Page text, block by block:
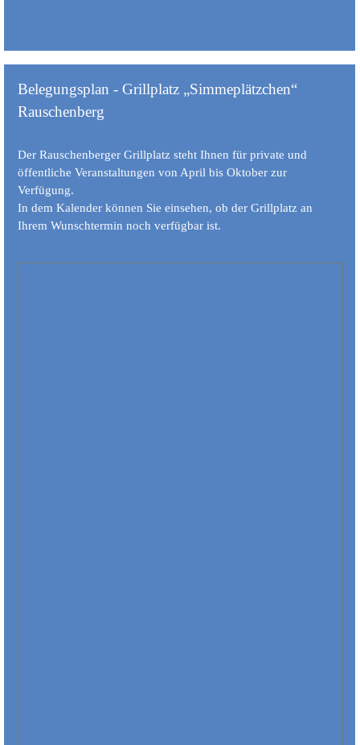
Belegungsplan - Grillplatz „Simmeplätzchen“
Rauschenberg
Der Rauschenberger Grillplatz steht Ihnen für private und
öffentliche Veranstaltungen von April bis Oktober zur
Verfügung.
In dem Kalender können Sie einsehen, ob der Grillplatz an
Ihrem Wunschtermin noch verfügbar ist.